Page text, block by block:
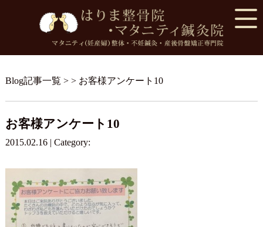
Blog記事一覧 > > お客様アンケート10
お客様アンケート10
2015.02.16 | Category: